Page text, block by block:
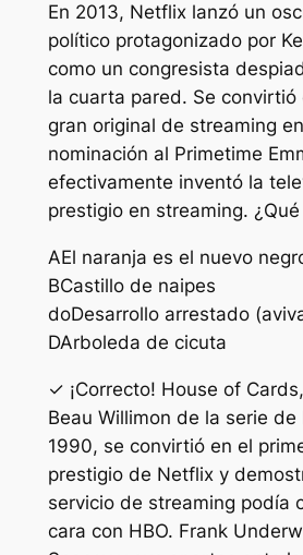
En 2013, Netflix lanzó un
político protagonizado por
como un congresista
la cuarta pared. Se convirtió
gran original de streaming
nominación al Primetime
efectivamente inventó la
prestigio en streaming.
AEl naranja es el nuevo
BCastillo de naipes
doDesarrollo arrestado
DArboleda de cicuta
✓ ¡Correcto! House of
Beau Willimon de la serie de
1990, se convirtió en el
prestigio de Netflix y
servicio de streaming podía
cara con HBO. Frank